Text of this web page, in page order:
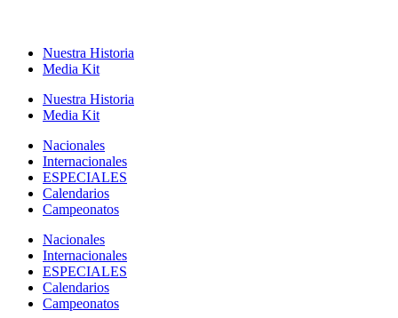
Nuestra Historia
Media Kit
Nuestra Historia
Media Kit
Nacionales
Internacionales
ESPECIALES
Calendarios
Campeonatos
Nacionales
Internacionales
ESPECIALES
Calendarios
Campeonatos